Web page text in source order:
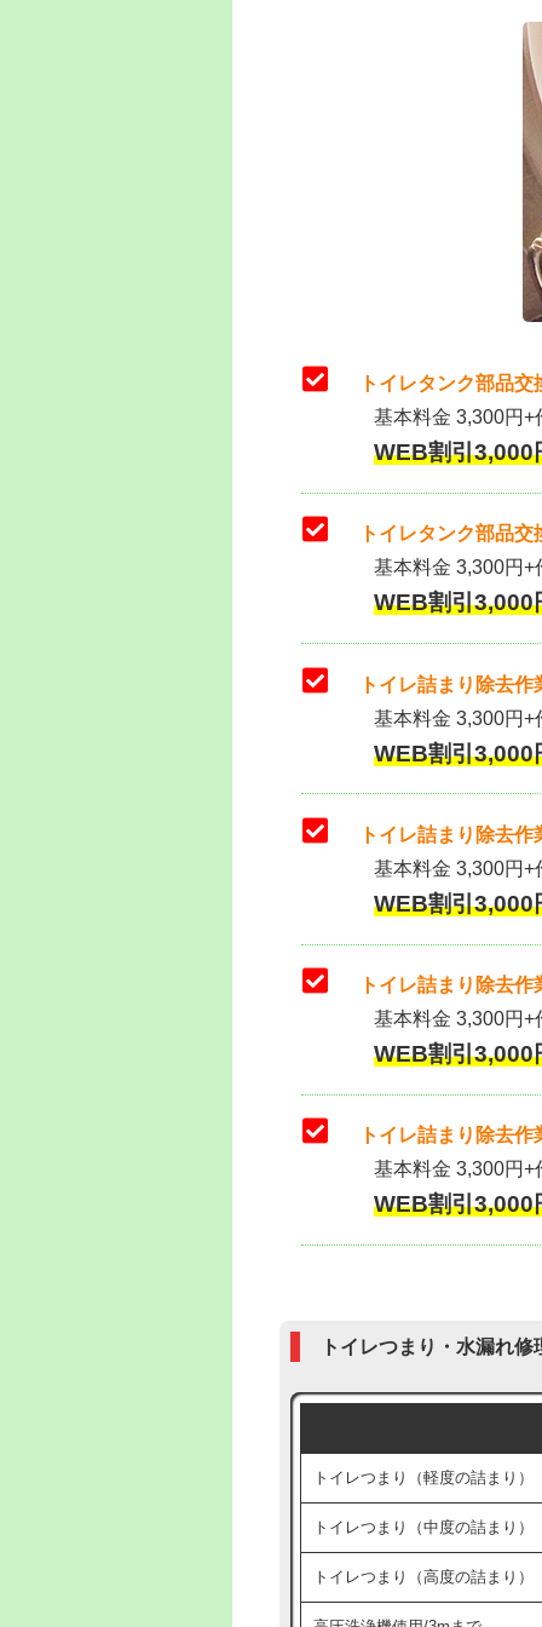
トイレタンク部品
基本料金 3,300円
WEB割引
トイレタンク部品
基本料金 3,300円+
WEB割引
トイレ詰まり除去作
基本料金 3,300円+
WEB割引
トイレ詰まり除去
基本料金 3,300円+
WEB割引
トイレ詰まり除去
基本料金 3,300円+
WEB割引
トイレ詰まり除去
基本料金 3,300円+
WEB割引
トイレつまり・水漏れ
トイレつまり（軽度の詰まり）
トイレつまり（中度の詰まり）
トイレつまり（高度の詰まり）